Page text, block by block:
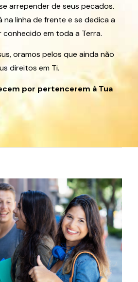
arrepender de seus pecados.
na linha de frente e se dedica a
conhecido em toda a Terra.
oramos pelos que ainda não
direitos em Ti.
por pertencerem à Tua